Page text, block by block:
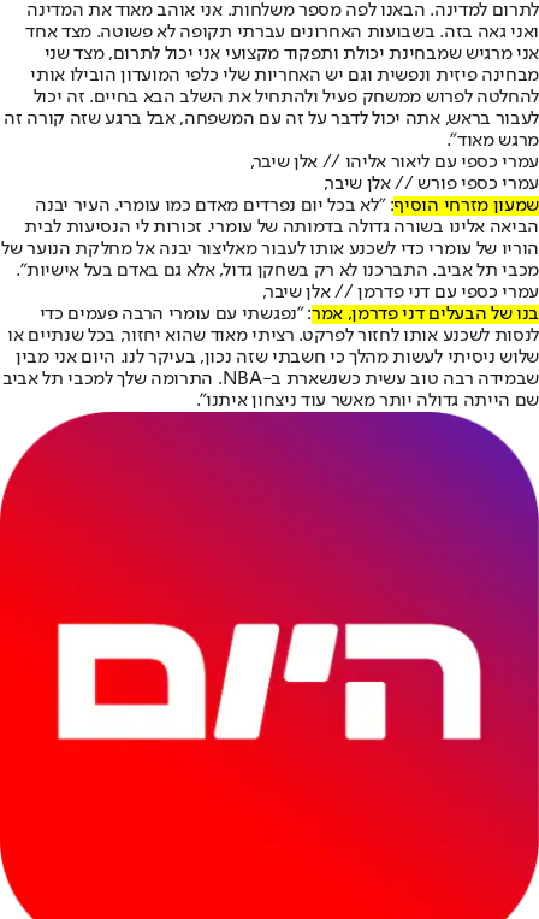
לתרום למדינה. הבאנו לפה מספר משלחות. אני אוהב מאוד את המדינה
ואני גאה בזה. בשבועות האחרונים עברתי תקופה לא פשוטה. מצד אחד
אני מרגיש שמבחינת יכולת ותפקוד מקצועי אני יכול לתרום, מצד שני
מבחינה פיזית ונפשית וגם יש האחריות שלי כלפי המועדון הובילו אותי
להחלטה לפרוש ממשחק פעיל ולהתחיל את השלב הבא בחיים. זה יכול
לעבור בראש, אתה יכול לדבר על זה עם המשפחה, אבל ברגע שזה קורה זה
מרגש מאוד".
עמרי כספי עם ליאור אליהו // אלן שיבר,
עמרי כספי פורש // אלן שיבר,
שמעון מזרחי הוסיף: "לא בכל יום נפרדים מאדם כמו עומרי. העיר יבנה
הביאה אלינו בשורה גדולה בדמותה של עומרי. זכורות לי הנסיעות לבית
הוריו של עומרי כדי לשכנע אותו לעבור מאליצור יבנה אל מחלקת הנוער של
מכבי תל אביב. התברכנו לא רק בשחקן גדול, אלא גם באדם בעל אישיות".
עמרי כספי עם דני פדרמן // אלן שיבר,
בנו של הבעלים דני פדרמן, אמר: "נפגשתי עם עומרי הרבה פעמים כדי
לנסות לשכנע אותו לחזור לפרקט. רציתי מאוד שהוא יחזור, בכל שנתיים או
שלוש ניסיתי לעשות מהלך כי חשבתי שזה נכון, בעיקר לנו. היום אני מבין
שבמידה רבה טוב עשית כשנשארת ב-NBA. התרומה שלך למכבי תל אביב
שם הייתה גדולה יותר מאשר עוד ניצחון איתנו".